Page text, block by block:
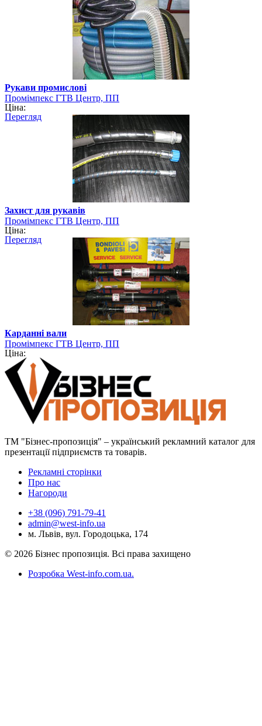
Рукави промислові
Промімпекс ГТВ Центр, ПП
Ціна:
Перегляд
Захист для рукавів
Промімпекс ГТВ Центр, ПП
Ціна:
Перегляд
Карданні вали
Промімпекс ГТВ Центр, ПП
Ціна:
ТМ "Бізнес-пропозиція" – український рекламний каталог для
презентації підприємств та товарів.
Рекламні сторінки
Про нас
Нагороди
+38 (096) 791-79-41
admin@west-info.ua
м. Львів, вул. Городоцька, 174
© 2026 Бізнес пропозиція. Всі права захищено
Розробка West-info.com.ua.